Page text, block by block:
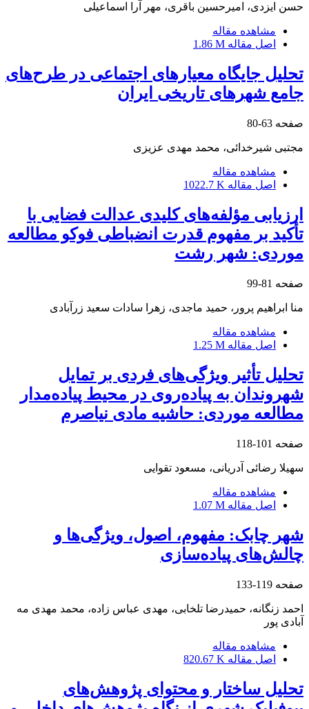
حسن ایزدی، امیرحسین باقری، مهر آرا اسماعیلی
مشاهده مقاله
اصل مقاله 1.86 M
تحلیل جایگاه معیارهای اجتماعی در طرح‌های
جامع شهرهای تاریخی ایران
صفحه 63-80
مجتبی شیرخدائی، محمد مهدی عزیزی
مشاهده مقاله
اصل مقاله 1022.7 K
ارزیابی مؤلفه‌های کلیدی عدالت فضایی با
تأکید بر مفهوم قدرت انضباطی فوکو مطالعه
موردی: شهر رشت
صفحه 81-99
منا ابراهیم پرور، حمید ماجدی، زهرا سادات سعید زرآبادی
مشاهده مقاله
اصل مقاله 1.25 M
تحلیل تأثیر ویژگی‌های فردی بر تمایل
شهروندان به پیاده‌روی در محیط پیاده‌مدار
مطالعه موردی: حاشیه مادی نیاصرم
صفحه 101-118
سهیلا رضائی آدریانی، مسعود تقوایی
مشاهده مقاله
اصل مقاله 1.07 M
شهر چابک: مفهوم، اصول، ویژگی‌ها و
چالش‌های پیاده‌سازی
صفحه 119-133
احمد زنگانه، حمیدرضا تلخابی، مهدی عباس زاده، محمد مهدی مه
آبادی پور
مشاهده مقاله
اصل مقاله 820.67 K
تحلیل ساختار و محتوای پژوهش‌های